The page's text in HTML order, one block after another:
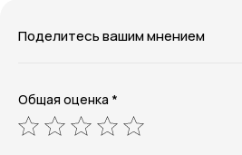
Поделитесь вашим мнением
Общая оценка *